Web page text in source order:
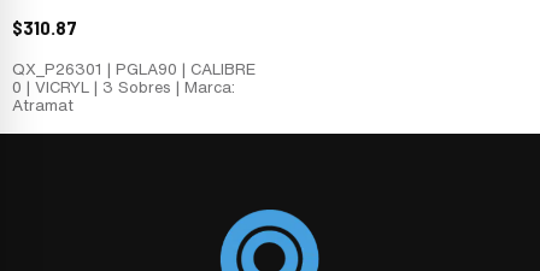
$310.87
QX_P26301 | PGLA90 | CALIBRE
0 | VICRYL | 3 Sobres | Marca:
Atramat